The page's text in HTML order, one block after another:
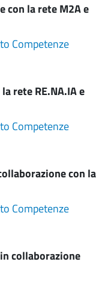
con la rete M2A e
Competenze
rete RE.NA.IA e
Competenze
con la
Competenze
collaborazione